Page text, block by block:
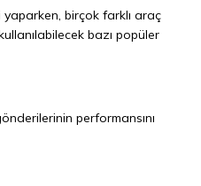
birçok farklı araç
bazı popüler
performansını